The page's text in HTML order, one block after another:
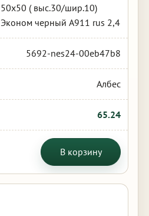
50х50 ( выс.30/шир.10)
Эконом черный А911 rus 2,4
5692-nes24-00eb47b8
Албес
65.24
В корзину